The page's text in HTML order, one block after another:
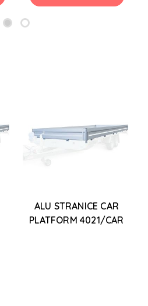
ALU STRANICE CAR
PLATFORM 4021/CAR